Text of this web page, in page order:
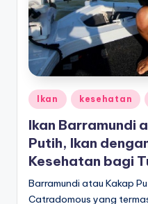
Posted
in
Ikan kesehatan
Ikan Barramundi
Putih, Ikan
Kesehatan bagi
Barramundi atau Kakap
Catradomous yang